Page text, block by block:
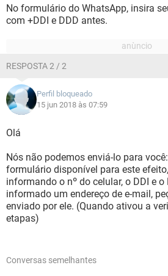
No formulário do WhatsApp, insira
com +DDI e DDD antes.
RESPOSTA 2 / 2
Perfil bloqueado
15 jun 2018 às 07:59
Olá
Nós não podemos enviá-lo para
formulário disponível para este
informando o nº do celular, o DDI e o
informado um endereço de e-mail,
enviado por ele. (Quando ativou a
etapas)
Conversas semelhantes